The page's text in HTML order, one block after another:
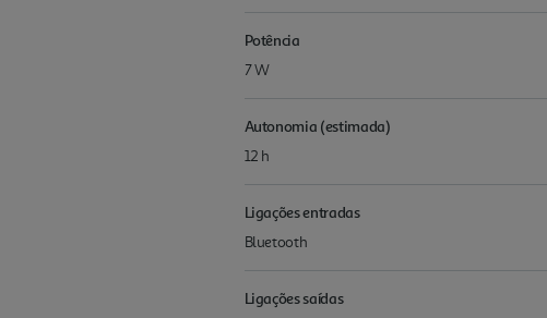
Potência
7 W
Autonomia (estimada)
12 h
Ligações entradas
Bluetooth
Ligações saídas